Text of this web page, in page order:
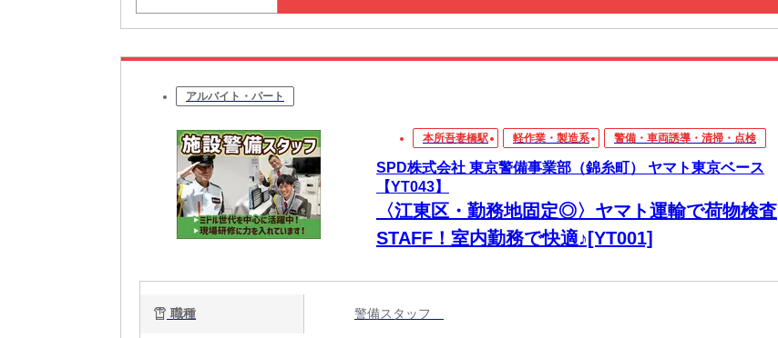
アルバイト・パート
本所吾妻橋駅 軽作業・製造系 警備・車両誘導・清掃・点検
SPD株式会社 東京警備事業部（錦糸町） ヤマト東京ベース
【YT043】
〈江東区・勤務地固定◎〉ヤマト運輸で荷物検査
STAFF！室内勤務で快適♪[YT001]
職種 警備スタッフ